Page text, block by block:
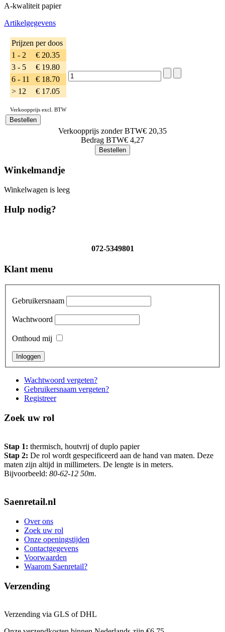
A-kwaliteit papier
Artikelgegevens
Prijzen per doos
1 - 2
€ 20.35
3 - 5
€ 19.80
6 - 11
€ 18.70
> 12
€ 17.05
Verkoopprijs excl. BTW
Verkoopprijs zonder BTW€ 20,35
Bedrag BTW€ 4,27
Winkelmandje
Winkelwagen is leeg
Hulp nodig?
072-5349801
Klant menu
Gebruikersnaam
Wachtwoord
Onthoud mij
Wachtwoord vergeten?
Gebruikersnaam vergeten?
Registreer
Zoek uw rol
Stap 1: thermisch, houtvrij of duplo papier
Stap 2: De rol wordt gespecificeerd aan de hand van maten. Deze
maten zijn altijd in millimeters. De lengte is in meters.
Bijvoorbeeld: 80-62-12 50m.
Saenretail.nl
Over ons
Zoek uw rol
Onze openingstijden
Contactgegevens
Voorwaarden
Waarom Saenretail?
Verzending
Verzending via GLS of DHL